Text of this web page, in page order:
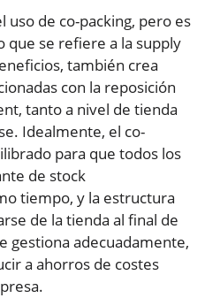
uso de co-packing, pero es
que se refiere a la supply
también crea
con la reposición
tanto a nivel de tienda
Idealmente, el co-
para que todos los
de stock
tiempo, y la estructura
de la tienda al final de
gestiona adecuadamente,
a ahorros de costes